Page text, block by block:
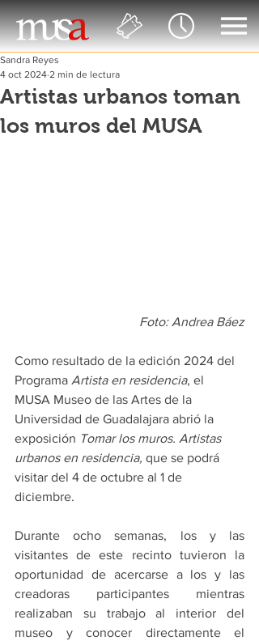
Artistas urbanos toman
los muros del MUSA
Sandra Reyes
4 oct 2024 2 min de lectura
Foto: Andrea Báez
Como resultado de la edición 2024 del
Programa Artista en residencia, el
MUSA Museo de las Artes de la
Universidad de Guadalajara abrió la
exposición Tomar los muros. Artistas
urbanos en residencia, que se podrá
visitar del 4 de octubre al 1 de
diciembre.
Durante ocho semanas, los y las
visitantes de este recinto tuvieron la
oportunidad de acercarse a los y las
creadoras participantes mientras
realizaban su trabajo al interior del
museo y conocer directamente el